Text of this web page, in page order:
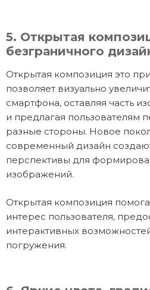
5. Открытая
безграничного
Открытая композиция это
позволяет визуально
смартфона, оставляя часть
и предлагая пользователям
разные стороны. Новое
современный дизайн
перспективы для
изображений.
Открытая композиция
интерес пользователя,
интерактивных
погружения.